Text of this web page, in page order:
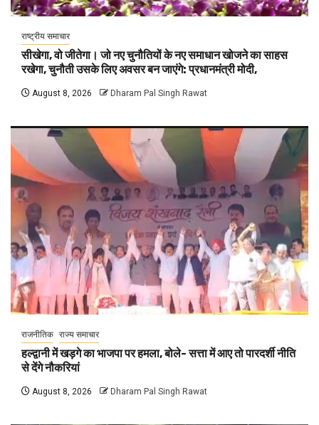
राष्ट्रीय समाचार
सीखेगा, वो जीतेगा। जो नए चुनौतियों के नए समाधान खोजने का साहस
रखेगा, चुनौती उसके लिए अवसर बन जाएंगे: प्रधानमंत्री मोदी,
August 8, 2026 Dharam Pal Singh Rawat
राजनीतिक राज्य समाचार
हल्द्वानी में खड़गे का भाजपा पर हमला, बोले- सत्ता में आए तो पारदर्शी नीति
से देंगे नौकरियां
August 8, 2026 Dharam Pal Singh Rawat